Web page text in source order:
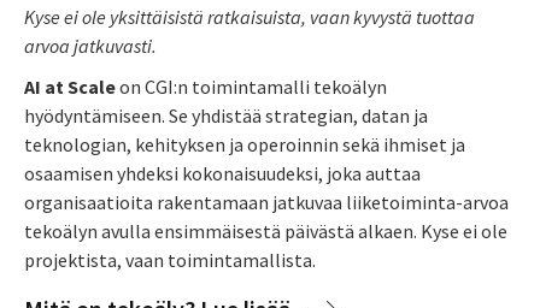
Kyse ei ole yksittäisistä ratkaisuista, vaan kyvystä tuottaa
arvoa jatkuvasti.
AI at Scaleon CGI:n toimintamalli tekoälyn
hyödyntämiseen. Se yhdistää strategian, datan ja
teknologian, kehityksen ja operoinnin sekä ihmiset ja
osaamisen yhdeksi kokonaisuudeksi, joka auttaa
organisaatioita rakentamaan jatkuvaa liiketoiminta-arvoa
tekoälyn avulla ensimmäisestä päivästä alkaen. Kyse ei ole
projektista, vaan toimintamallista.